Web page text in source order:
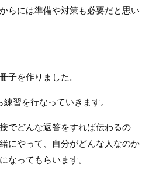
らには準備や対策も必要だと思い
子を作りました。
習を行なっていきます。
でどんな返答をすれば伝わるの
にやって、自分がどんな人なのか
なってもらいます。